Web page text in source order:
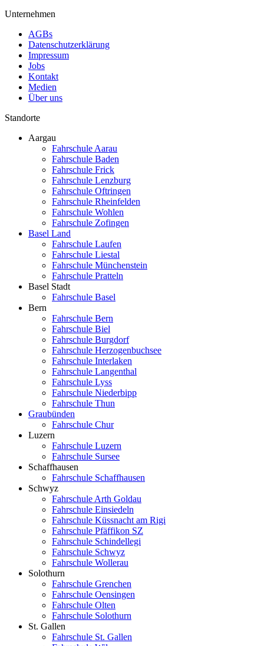
Unternehmen
AGBs
Datenschutzerklärung
Impressum
Jobs
Kontakt
Medien
Über uns
Standorte
Aargau
Fahrschule Aarau
Fahrschule Baden
Fahrschule Frick
Fahrschule Lenzburg
Fahrschule Oftringen
Fahrschule Rheinfelden
Fahrschule Wohlen
Fahrschule Zofingen
Basel Land
Fahrschule Laufen
Fahrschule Liestal
Fahrschule Münchenstein
Fahrschule Pratteln
Basel Stadt
Fahrschule Basel
Bern
Fahrschule Bern
Fahrschule Biel
Fahrschule Burgdorf
Fahrschule Herzogenbuchsee
Fahrschule Interlaken
Fahrschule Langenthal
Fahrschule Lyss
Fahrschule Niederbipp
Fahrschule Thun
Graubünden
Fahrschule Chur
Luzern
Fahrschule Luzern
Fahrschule Sursee
Schaffhausen
Fahrschule Schaffhausen
Schwyz
Fahrschule Arth Goldau
Fahrschule Einsiedeln
Fahrschule Küssnacht am Rigi
Fahrschule Pfäffikon SZ
Fahrschule Schindellegi
Fahrschule Schwyz
Fahrschule Wollerau
Solothurn
Fahrschule Grenchen
Fahrschule Oensingen
Fahrschule Olten
Fahrschule Solothurn
St. Gallen
Fahrschule St. Gallen